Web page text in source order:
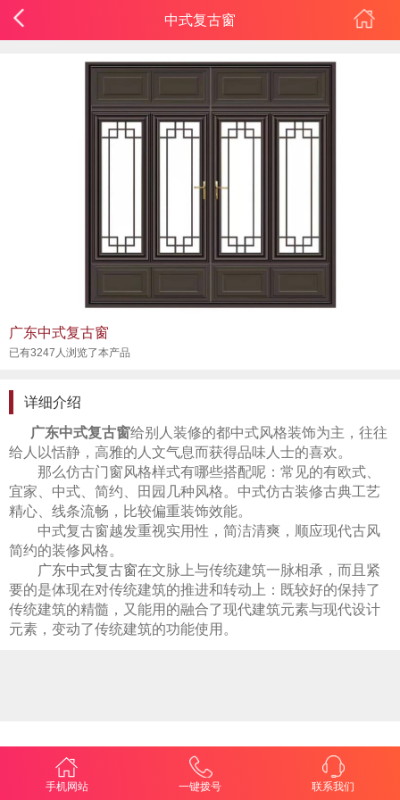
中式复古窗
广东中式复古窗
已有3247人浏览了本产品
详细介绍
广东中式复古窗给别人装修的都中式风格装饰为主，往往
给人以恬静，高雅的人文气息而获得品味人士的喜欢。
那么仿古门窗风格样式有哪些搭配呢：常见的有欧式、
宜家、中式、简约、田园几种风格。中式仿古装修古典工艺
精心、线条流畅，比较偏重装饰效能。
中式复古窗越发重视实用性，简洁清爽，顺应现代古风
简约的装修风格。
广东中式复古窗在文脉上与传统建筑一脉相承，而且紧
要的是体现在对传统建筑的推进和转动上：既较好的保持了
传统建筑的精髓，又能用的融合了现代建筑元素与现代设计
元素，变动了传统建筑的功能使用。
手机网站 一键拨号 联系我们